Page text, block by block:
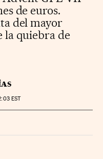
de euros.
del mayor
la quiebra de
EST